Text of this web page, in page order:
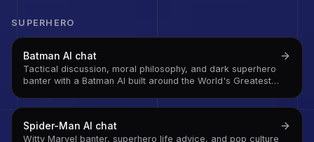
SUPERHERO
Batman AI chat
Tactical discussion, moral philosophy, and dark superhero
banter with a Batman AI built around the World's Greatest
Spider-Man AI chat
Witty Marvel banter, superhero life advice, and pop culture